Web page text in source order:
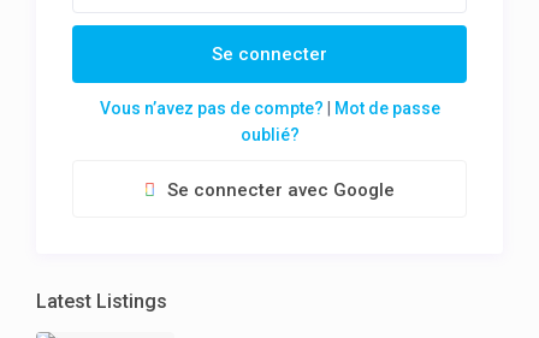
Se connecter
Vous n’avez pas de compte?
Mot de passe
oublié?
Se connecter avec Google
Latest Listings